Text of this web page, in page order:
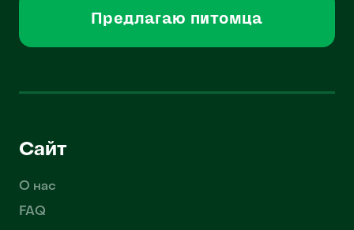
Предлагаю питомца
Сайт
О нас
FAQ